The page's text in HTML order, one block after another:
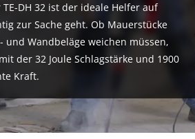
DH 32 ist der ideale Helfer auf
zur Sache geht. Ob Mauerstücke
Wandbeläge weichen müssen,
der 32 Joule Schlagstärke und 1900
Kraft.